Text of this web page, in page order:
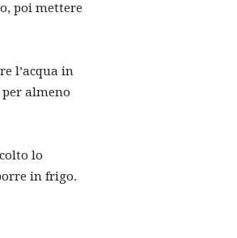
poi mettere
l’acqua in
almeno
lo
in frigo.